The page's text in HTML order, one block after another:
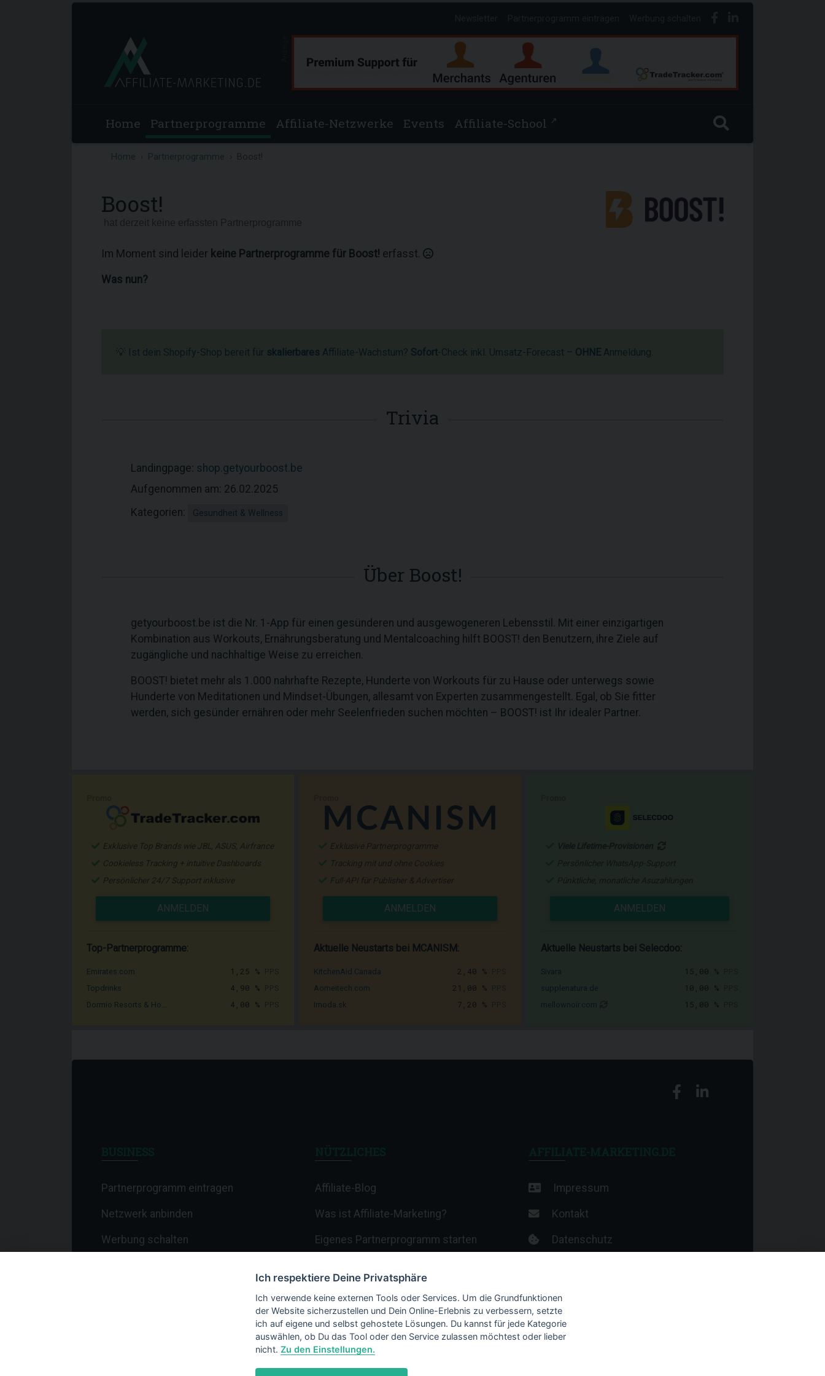
Home Partnerprogramme Affiliate-Netzwerke Events Affiliate-School ↗
Home Partnerprogramme
Boost!
Im Moment sind leider keine Partnerprogramme für Boost! erfasst.
Was nun?
💡 Ist dein Shopify-Shop bereit für skalierbares Affiliate-Wachstum? Sofort-Check inkl. Umsatz-Forecast – OHNE Anmeldung.
Trivia
Landingpage: shop.getyourboost.be
Aufgenommen am: 26.02.2025
Kategorien:
Gesundheit & Wellness
Über Boost!
getyourboost.be ist die Nr. 1-App für einen gesünderen und ausgewogeneren Lebensstil. Mit einer einzigartigen
Kombination aus Workouts, Ernährungsberatung und Mentalcoaching hilft BOOST! den Benutzern, ihre Ziele auf
zugängliche und nachhaltige Weise zu erreichen.
BOOST! bietet mehr als 1.000 nahrhafte Rezepte, Hunderte von Workouts für zu Hause oder unterwegs sowie
Hunderte von Meditationen und Mindset-Übungen, allesamt von Experten zusammengestellt. Egal, ob Sie fitter
werden, sich gesünder ernähren oder mehr Seelenfrieden suchen möchten – BOOST! ist Ihr idealer Partner.
Exklusive Top Brands wie JBL, ASUS, Airfrance
Cookieless Tracking + intuitive Dashboards
Persönlicher 24/7 Support inklusive
ANMELDEN
Top-Partnerprogramme:
Emirates.com 1,25 %
Topdrinks 4,90 %
Dormio Resorts & Ho... 4,00 %
Exklusive Partnerprogramme
Tracking mit und ohne Cookies
Full-API für Publisher & Advertiser
ANMELDEN
Aktuelle Neustarts bei MCANISM:
KitchenAid Canada 2,40 %
Aomeitech.com 21,00 %
Imoda.sk 7,20 %
ANMELDEN
Aktuelle Neustarts bei Selecdoo:
15,00 %
10,00 %
15,00 %
Partnerprogramm eintragen
Netzwerk anbinden
Werbung schalten
Affiliate-Blog
Was ist Affiliate-Marketing?
Eigenes Partnerprogramm starten
Termine & Veranstaltungen
Webhosting-Anbieter
Impressum
Kontakt
Datenschutz
Ich respektiere Deine Privatsphäre
Ich verwende keine externen Tools oder Services. Um die Grundfunktionen
der Website sicherzustellen und Dein Online-Erlebnis zu verbessern, setzte
ich auf eigene und selbst gehostete Lösungen. Du kannst für jede Kategorie
auswählen, ob Du das Tool oder den Service zulassen möchtest oder lieber
nicht. Zu den Einstellungen.